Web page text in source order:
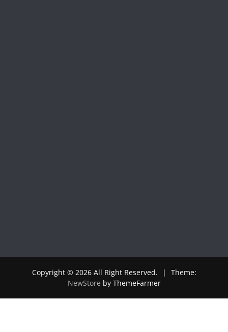
Copyright © 2026 All Right Reserved. |
Theme:
NewStore by ThemeFarmer